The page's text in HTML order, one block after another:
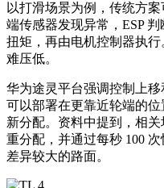
以打滑场景为例，传统方
端传感器发现异常，ESP
扭矩，再由电机控制器执
难压低。
华为途灵平台强调控制上
可以部署在更靠近轮端的
新分配。资料中提到，相
重分配，并通过每秒 100
差异较大的路面。